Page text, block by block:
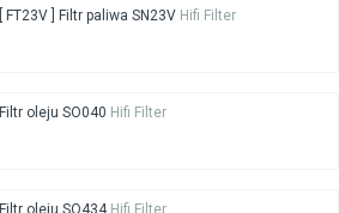
[ FT23V ] Filtr paliwa SN23V Hifi Filter
Filtr oleju SO040 Hifi Filter